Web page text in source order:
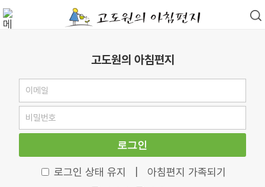
고도원의 아침편지
로그인
로그인 상태 유지 아침편지 가족되기